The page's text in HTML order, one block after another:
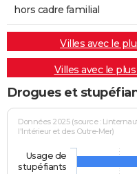
hors cadre familial
Villes avec le
Villes avec le
Drogues et
Données 2025 (source :
l'Intérieur et des Outre-Mer)
Usage de
stupéfiants